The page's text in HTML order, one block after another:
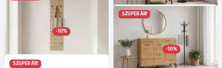
Nerina 6 előszobafal - Fekete
Mé:3 cm
-10%
44 465
Nerina 3 cipősszekrény -
Artisan tölgy
Ma:94 Sz:70 Mé:34cm
-10%
67 595Ft
SZUPER ÁR!
SZUPER ÁR!